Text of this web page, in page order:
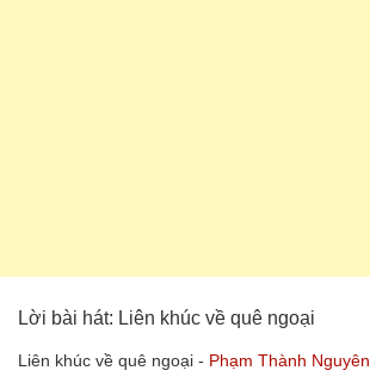
Lời bài hát: Liên khúc về quê ngoại
Liên khúc về quê ngoại - Phạm Thành Nguyên